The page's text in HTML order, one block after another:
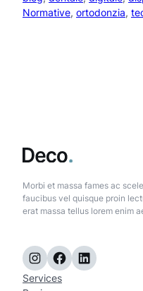
Normative, ortodonzia,
Morbi et massa fames ac
faucibus vel quisque proin
erat massa tellus lorem enim
Instagram Facebook LinkedIn
Services